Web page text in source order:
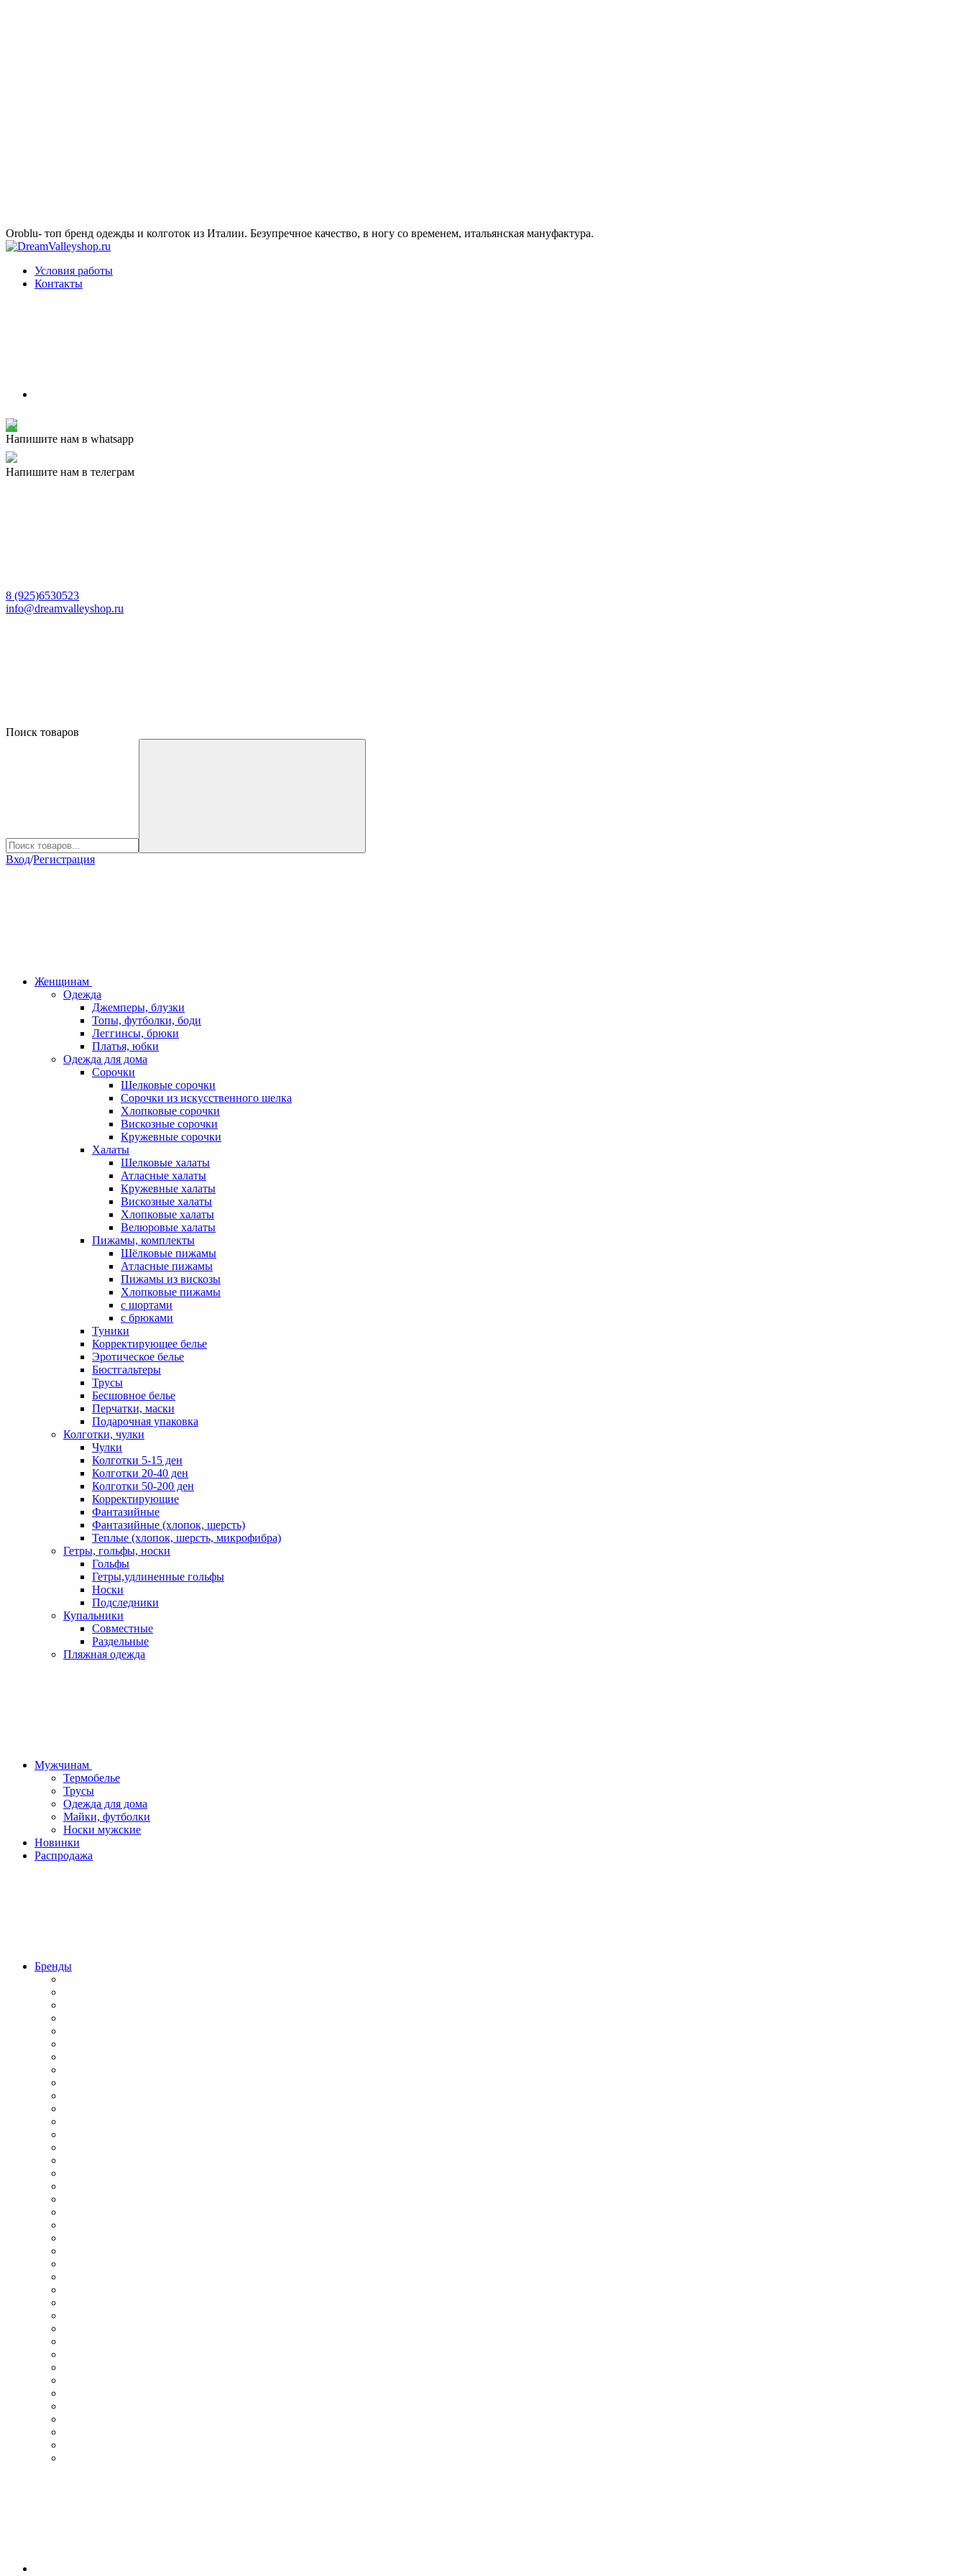
Oroblu- топ бренд одежды и колготок из Италии. Безупречное качество, в ногу со временем, итальянская мануфактура.
Условия работы
Контакты
Напишите нам в whatsapp
Напишите нам в телеграм
8 (925)6530523
info@dreamvalleyshop.ru
Поиск товаров
Вход/Регистрация
Женщинам
Одежда
Джемперы, блузки
Топы, футболки, боди
Леггинсы, брюки
Платья, юбки
Одежда для дома
Сорочки
Шелковые сорочки
Сорочки из искусственного шелка
Хлопковые сорочки
Вискозные сорочки
Кружевные сорочки
Халаты
Шелковые халаты
Атласные халаты
Кружевные халаты
Вискозные халаты
Хлопковые халаты
Велюровые халаты
Пижамы, комплекты
Шёлковые пижамы
Атласные пижамы
Пижамы из вискозы
Хлопковые пижамы
с шортами
с брюками
Туники
Корректирующее белье
Эротическое белье
Бюстгальтеры
Трусы
Бесшовное белье
Перчатки, маски
Подарочная упаковка
Колготки, чулки
Чулки
Колготки 5-15 ден
Колготки 20-40 ден
Колготки 50-200 ден
Корректирующие
Фантазийные
Фантазийные (хлопок, шерсть)
Теплые (хлопок, шерсть, микрофибра)
Гетры, гольфы, носки
Гольфы
Гетры,удлиненные гольфы
Носки
Подследники
Купальники
Совместные
Раздельные
Пляжная одежда
Мужчинам
Термобелье
Трусы
Одежда для дома
Майки, футболки
Носки мужские
Новинки
Распродажа
Бренды